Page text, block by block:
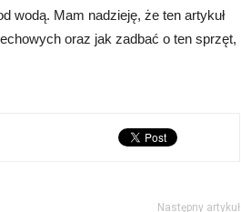
wodą. Mam nadzieję, że ten artykuł
oraz jak zadbać o ten sprzęt,
Następny artykuł